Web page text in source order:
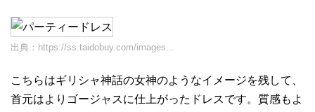
出典： https://ss.taidobuy.com/images...
こちらはギリシャ神話の女神のようなイメージを残して、
首元はよりゴージャスに仕上がったドレスです。質感もよ